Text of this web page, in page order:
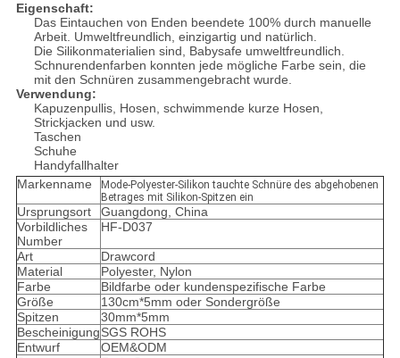
Eigenschaft:
Das Eintauchen von Enden beendete 100% durch manuelle
Arbeit. Umweltfreundlich, einzigartig und natürlich.
Die Silikonmaterialien sind, Babysafe umweltfreundlich.
Schnurendenfarben konnten jede mögliche Farbe sein, die
mit den Schnüren zusammengebracht wurde.
Verwendung:
Kapuzenpullis, Hosen, schwimmende kurze Hosen,
Strickjacken und usw.
Taschen
Schuhe
Handyfallhalter
Markenname
Mode-Polyester-Silikon tauchte Schnüre des abgehobenen
Betrages mit Silikon-Spitzen ein
Ursprungsort
Guangdong, China
Vorbildliches
Number
HF-D037
Art
Drawcord
Material
Polyester, Nylon
Farbe
Bildfarbe oder kundenspezifische Farbe
Größe
130cm*5mm oder Sondergröße
Spitzen
30mm*5mm
BescheinigungSGS ROHS
Entwurf
OEM&ODM